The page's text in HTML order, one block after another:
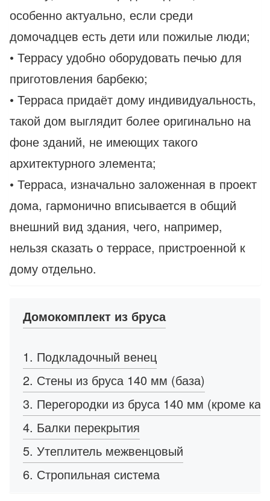
особенно актуально, если среди
домочадцев есть дети или пожилые люди;
• Террасу удобно оборудовать печью для
приготовления барбекю;
• Терраса придаёт дому индивидуальность,
такой дом выглядит более оригинально на
фоне зданий, не имеющих такого
архитектурного элемента;
• Терраса, изначально заложенная в проект
дома, гармонично вписывается в общий
внешний вид здания, чего, например,
нельзя сказать о террасе, пристроенной к
дому отдельно.
Домокомплект из бруса
1. Подкладочный венец
2. Стены из бруса 140 мм (база)
3. Перегородки из бруса 140 мм (кроме
4. Балки перекрытия
5. Утеплитель межвенцовый
6. Стропильная система